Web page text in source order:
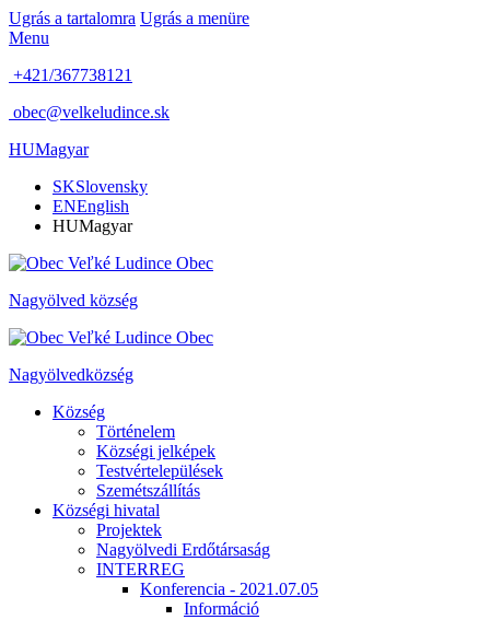
Ugrás a tartalomra Ugrás a menüre
Menu
+421/367738121
obec@velkeludince.sk
HUMagyar
SKSlovensky
ENEnglish
HUMagyar
Obec
Nagyölved község
Obec
Nagyölvedközség
Község
Történelem
Községi jelképek
Testvértelepülések
Szemétszállítás
Községi hivatal
Projektek
Nagyölvedi Erdőtársaság
INTERREG
Konferencia - 2021.07.05
Információ